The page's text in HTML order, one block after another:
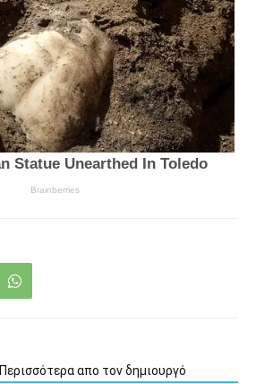
Περισσότερα απο τον δημιουργό